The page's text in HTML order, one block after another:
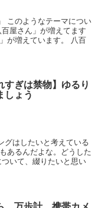
このようなテーマについ
屋さん」が増えてます
が増えています。 八百
すぎは禁物】ゆるり
しょう
グはしたいと考えている
あるんだよな。どうした
いて、綴りたいと思い